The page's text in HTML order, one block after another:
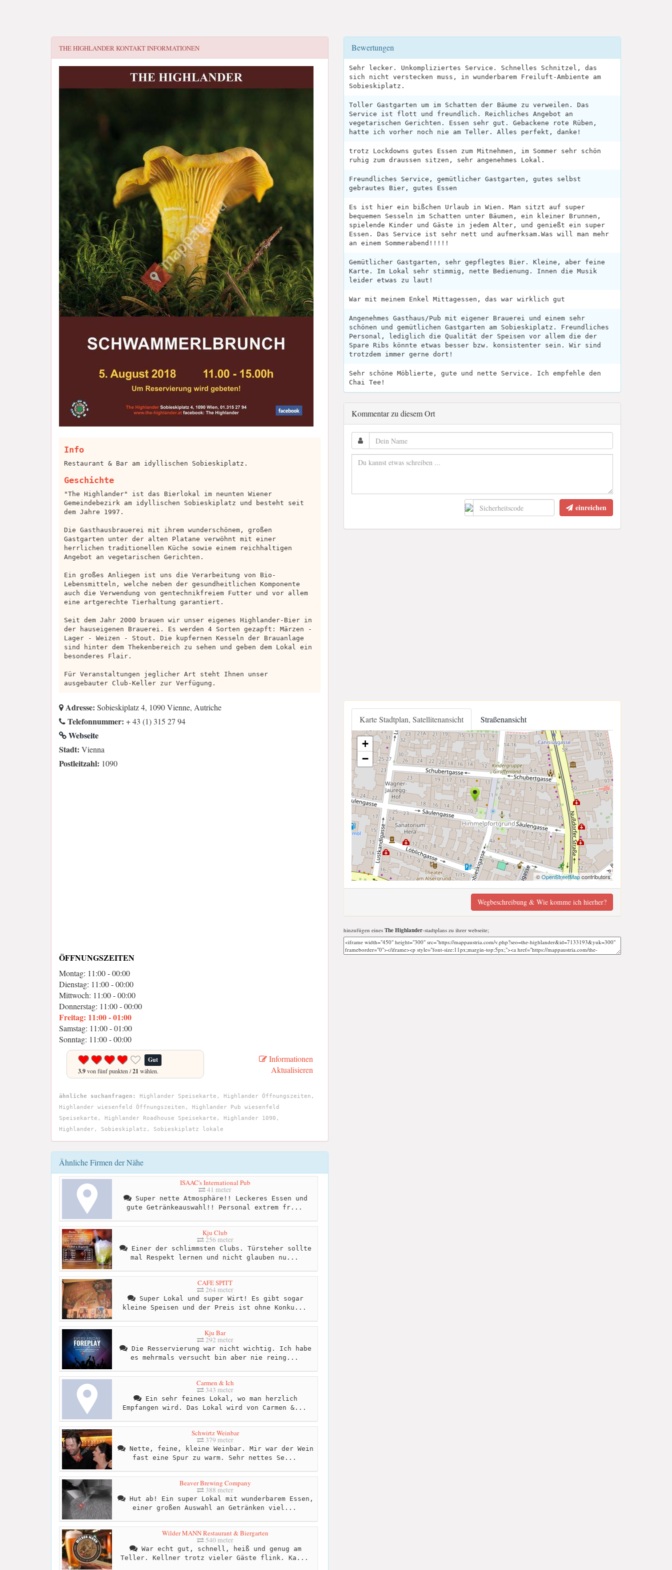
THE HIGHLANDERKONTAKT INFORMATIONEN
Info
Restaurant & Bar am idyllischen Sobieskiplatz.
Geschichte
"The Highlander" ist das Bierlokal im neunten Wiener
Gemeindebezirk am idyllischen Sobieskiplatz und besteht seit
dem Jahre 1997.
Die Gasthausbrauerei mit ihrem wunderschönem, großen
Gastgarten unter der alten Platane verwöhnt mit einer
herrlichen traditionellen Küche sowie einem reichhaltigen
Angebot an vegetarischen Gerichten.
Ein großes Anliegen ist uns die Verarbeitung von Bio-
Lebensmitteln, welche neben der gesundheitlichen Komponente
auch die Verwendung von gentechnikfreiem Futter und vor allem
eine artgerechte Tierhaltung garantiert.
Seit dem Jahr 2000 brauen wir unser eigenes Highlander-Bier in
der hauseigenen Brauerei. Es werden 4 Sorten gezapft: Märzen -
Lager - Weizen - Stout. Die kupfernen Kesseln der Brauanlage
sind hinter dem Thekenbereich zu sehen und geben dem Lokal ein
besonderes Flair.
Für Veranstaltungen jeglicher Art steht Ihnen unser
ausgebauter Club-Keller zur Verfügung.
Adresse: Sobieskiplatz 4, 1090 Vienne, Autriche
Telefonnummer: + 43 (1) 315 27 94
Webseite
Stadt: Vienna
Postleitzahl: 1090
ÖFFNUNGSZEITEN
Montag: 11:00 - 00:00
Dienstag: 11:00 - 00:00
Mittwoch: 11:00 - 00:00
Donnerstag: 11:00 - 00:00
Freitag: 11:00 - 01:00
Samstag: 11:00 - 01:00
Sonntag: 11:00 - 00:00
Gut
3.9von fünf punkten /21 wählen.
Informationen
Aktualisieren
ähnliche suchanfragen:
Highlander Speisekarte, Highlander Öffnungszeiten,
Highlander wiesenfeld Öffnungszeiten, Highlander Pub wiesenfeld
Speisekarte, Highlander Roadhouse Speisekarte, Highlander 1090,
Highlander, Sobieskiplatz, Sobieskiplatz lokale
Ähnliche Firmen der Nähe
ISAAC's International Pub
41 meter
Super nette Atmosphäre!! Leckeres Essen und
gute Getränkeauswahl!! Personal extrem fr...
Kju Club
256 meter
Einer der schlimmsten Clubs. Türsteher sollte
mal Respekt lernen und nicht glauben nu...
CAFE SPITT
264 meter
Super Lokal und super Wirt! Es gibt sogar
kleine Speisen und der Preis ist ohne Konku...
Kju Bar
292 meter
Die Resservierung war nicht wichtig. Ich habe
es mehrmals versucht bin aber nie reing...
Carmen & Ich
343 meter
Ein sehr feines Lokal, wo man herzlich
Empfangen wird. Das Lokal wird von Carmen &...
Schwirtz Weinbar
379 meter
Nette, feine, kleine Weinbar. Mir war der Wein
fast eine Spur zu warm. Sehr nettes Se...
Beaver Brewing Company
388 meter
Hut ab! Ein super Lokal mit wunderbarem Essen,
einer großen Auswahl an Getränken viel...
Wilder MANN Restaurant & Biergarten
540 meter
War echt gut, schnell, heiß und genug am
Teller. Kellner trotz vieler Gäste flink. Ka...
Bewertungen
Sehr lecker. Unkompliziertes Service. Schnelles Schnitzel, das
sich nicht verstecken muss, in wunderbarem Freiluft-Ambiente am
Sobieskiplatz.
Toller Gastgarten um im Schatten der Bäume zu verweilen. Das
Service ist flott und freundlich. Reichliches Angebot an
vegetarischen Gerichten. Essen sehr gut. Gebackene rote Rüben,
hatte ich vorher noch nie am Teller. Alles perfekt, danke!
trotz Lockdowns gutes Essen zum Mitnehmen, im Sommer sehr schön
ruhig zum draussen sitzen, sehr angenehmes Lokal.
Freundliches Service, gemütlicher Gastgarten, gutes selbst
gebrautes Bier, gutes Essen
Es ist hier ein bißchen Urlaub in Wien. Man sitzt auf super
bequemen Sesseln im Schatten unter Bäumen, ein kleiner Brunnen,
spielende Kinder und Gäste in jedem Alter, und genießt ein super
Essen. Das Service ist sehr nett und aufmerksam.Was will man mehr
an einem Sommerabend!!!!!
Gemütlicher Gastgarten, sehr gepflegtes Bier. Kleine, aber feine
Karte. Im Lokal sehr stimmig, nette Bedienung. Innen die Musik
leider etwas zu laut!
War mit meinem Enkel Mittagessen, das war wirklich gut
Angenehmes Gasthaus/Pub mit eigener Brauerei und einem sehr
schönen und gemütlichen Gastgarten am Sobieskiplatz. Freundliches
Personal, lediglich die Qualität der Speisen vor allem die der
Spare Ribs könnte etwas besser bzw. konsistenter sein. Wir sind
trotzdem immer gerne dort!
Sehr schöne Möblierte, gute und nette Service. Ich empfehle den
Chai Tee!
Kommentar zu diesem Ort
einreichen
Karte Stadtplan, Satellitenansicht Straßenansicht
+
−
©OpenStreetMapcontributors
Wegbeschreibung & Wie komme ich hierher?
hinzufügen eines The Highlander-stadtplans zu ihrer webseite;